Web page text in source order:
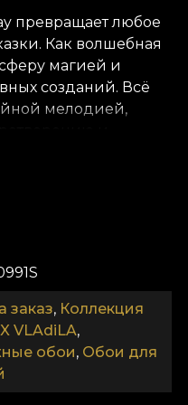
превращает любое
Как волшебная
магией и
созданий. Всё
мелодией,
и
и спокойно
выполнены
Foggy By Day
нетканый
и долговечный. Мы
чтобы вы
принесёте
заказ, Коллекция
VLAdiLA,
обои, Обои для